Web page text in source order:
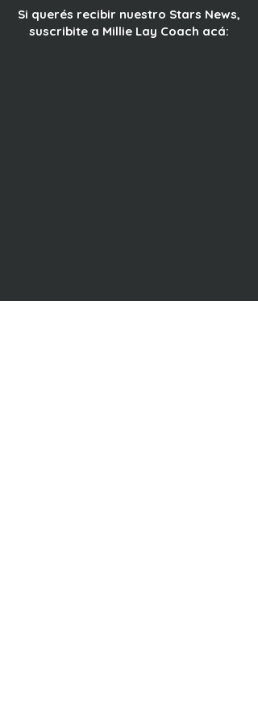
Si querés recibir nuestro Stars News,
suscribite a Millie Lay Coach acá: